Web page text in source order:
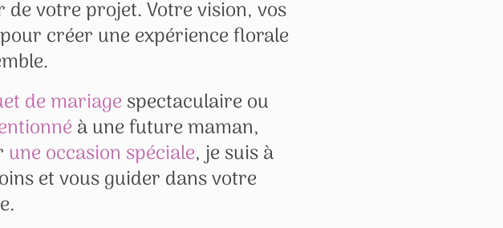
votre projet. Votre vision, vos
créer une expérience florale
de mariage spectaculaire ou
à une future maman,
une occasion spéciale, je suis à
et vous guider dans votre